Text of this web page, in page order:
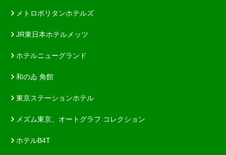
メトロポリタンホテルズ
JR東日本ホテルメッツ
ホテルニューグランド
和のゐ 角館
東京ステーションホテル
メズム東京、オートグラフ コレクション
ホテルB4T